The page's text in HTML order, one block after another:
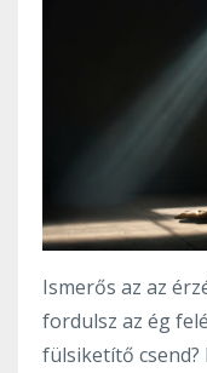
Ismerős az az
fordulsz az ég
fülsiketítő csend?